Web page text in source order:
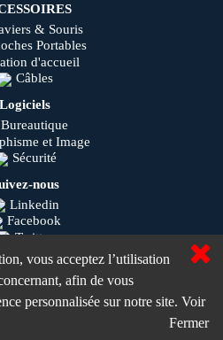
vous acceptez l’utilisation
afin de vous
personnalisée sur notre site. Voir
Fermer
& Souris
Portables
d'accueil
Câbles
Logiciels
Bureautique
et Image
Sécurité
nous
Linkedin
Facebook
Twitter
Youtube
Instagram
© 2020